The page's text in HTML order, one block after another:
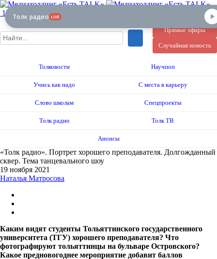
12+
Прямые эфиры
Случайная новость
Толковости Научпоп
Учись как надо С места в карьеру
Слово школам Спецпроекты
Толк радио Толк ТВ
Анонсы
«Толк радио». Портрет хорошего преподавателя. Долгожданный
сквер. Тема танцевального шоу
19 ноября 2021
Наталья Матросова
Каким видят студенты Тольяттинского государственного
университета (ТГУ) хорошего преподавателя? Что
фотографируют тольяттинцы на бульваре Островского?
Какое предновогоднее мероприятие добавит баллов
Толк радио LIVE